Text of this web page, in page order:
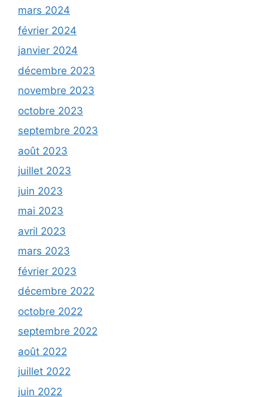
mars 2024
février 2024
janvier 2024
décembre 2023
novembre 2023
octobre 2023
septembre 2023
août 2023
juillet 2023
juin 2023
mai 2023
avril 2023
mars 2023
février 2023
décembre 2022
octobre 2022
septembre 2022
août 2022
juillet 2022
juin 2022